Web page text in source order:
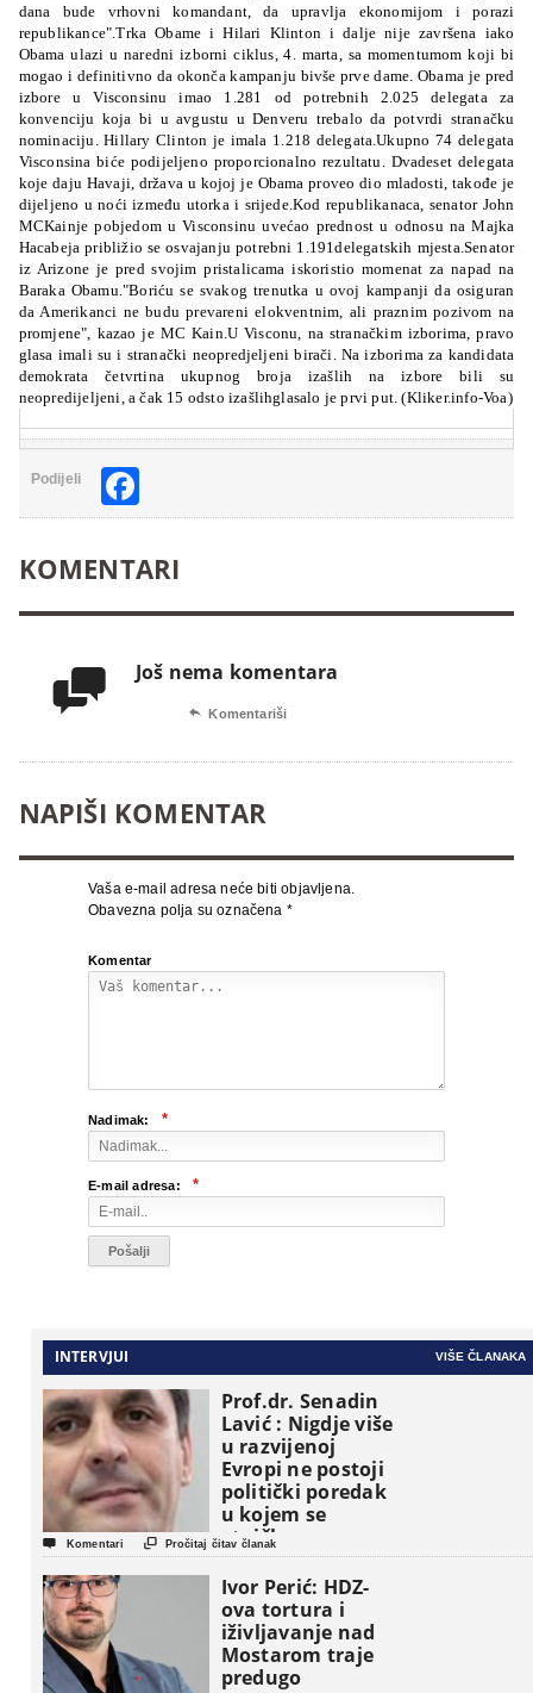
dana bude vrhovni komandant, da upravlja ekonomijom i porazi
republikance".Trka Obame i Hilari Klinton i dalje nije završena iako
Obama ulazi u naredni izborni ciklus, 4. marta, sa momentumom koji bi
mogao i definitivno da okonča kampanju bivše prve dame. Obama je pred
izbore u Visconsinu imao 1.281 od potrebnih 2.025 delegata za
konvenciju koja bi u avgustu u Denveru trebalo da potvrdi stranačku
nominaciju. Hillary Clinton je imala 1.218 delegata.Ukupno 74 delegata
Visconsina biće podijeljeno proporcionalno rezultatu. Dvadeset delegata
koje daju Havaji, država u kojoj je Obama proveo dio mladosti, takođe je
dijeljeno u noći između utorka i srijede.Kod republikanaca, senator John
MCKainje pobjedom u Visconsinu uvećao prednost u odnosu na Majka
Hacabeja približio se osvajanju potrebni 1.191delegatskih mjesta.Senator
iz Arizone je pred svojim pristalicama iskoristio momenat za napad na
Baraka Obamu."Boriću se svakog trenutka u ovoj kampanji da osiguran
da Amerikanci ne budu prevareni elokventnim, ali praznim pozivom na
promjene", kazao je MC Kain.U Visconu, na stranačkim izborima, pravo
glasa imali su i stranački neopredjeljeni birači. Na izborima za kandidata
demokrata četvrtina ukupnog broja izašlih na izbore bili su
neopredijeljeni, a čak 15 odsto izašlihglasalo je prvi put. (Kliker.info-Voa)
Podijeli
KOMENTARI
 Još nema komentara
 Komentariši
NAPIŠI KOMENTAR
Vaša e-mail adresa neće biti objavljena.
Obavezna polja su označena *
Komentar
Nadimak: *
E-mail adresa: *
INTERVJUI VIŠE ČLANAKA
Prof.dr. Senadin
Lavić : Nigdje više
u razvijenoj
Evropi ne postoji
politički poredak
u kojem se
etničke grupe
pojavljuju kao
osnovne
političke jedinice
 Komentari  Pročitaj čitav članak
Ivor Perić: HDZ-
ova tortura i
iživljavanje nad
Mostarom traje
predugo